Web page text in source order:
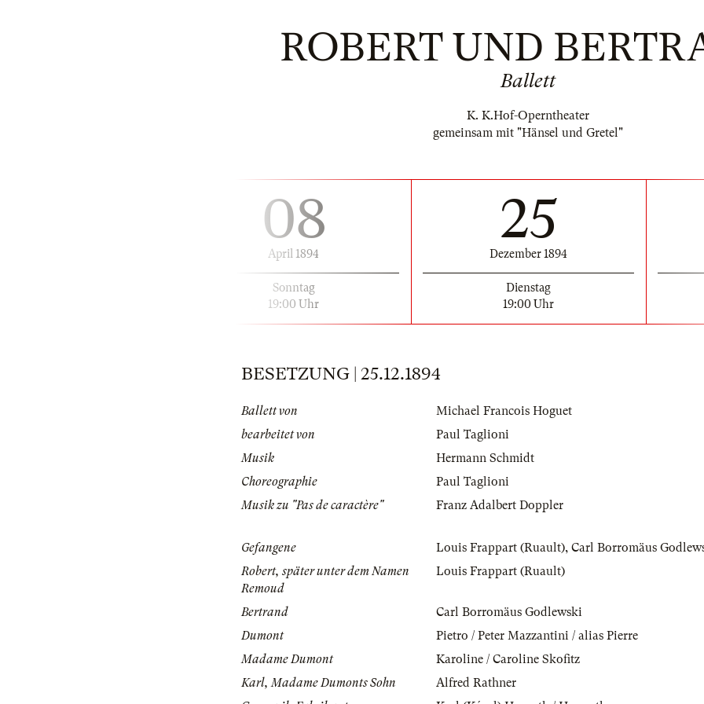
ROBERT UND
Ballett
K. K.Hof-Operntheater
gemeinsam mit "Hänsel und Gretel"
08
April 1894
Sonntag
19:00 Uhr
25
Dezember 1894
Dienstag
19:00 Uhr
BESETZUNG | 25.12.1894
Ballett von
Michael Francois Hoguet
bearbeitet von
Paul Taglioni
Musik
Hermann Schmidt
Choreographie
Paul Taglioni
Musik zu "Pas de caractère"
Franz Adalbert Doppler
Gefangene Louis Frappart (Ruault), Carl Borromäus
Robert, später unter dem Namen
Remoud
Louis Frappart (Ruault)
Bertrand
Carl Borromäus Godlewski
Dumont
Pietro / Peter Mazzantini / alias Pierre
Madame Dumont
Karoline / Caroline Skofitz
Karl, Madame Dumonts Sohn
Alfred Rathner